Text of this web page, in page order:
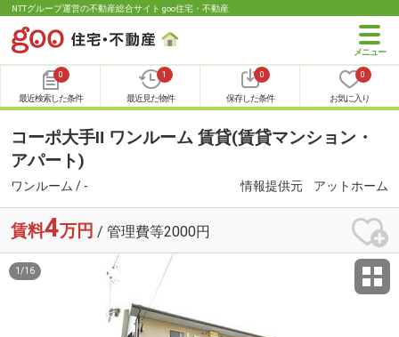
NTTグループ運営の不動産総合サイト goo住宅・不動産
0
最近検索した条件
1
最近見た物件
0
保存した条件
0
お気に入り
コーポ大手Ⅱ ワンルーム 賃貸(賃貸マンション・
アパート)
ワンルーム / - 情報提供元 アットホーム
賃料4万円 / 管理費等2000円
1 /16